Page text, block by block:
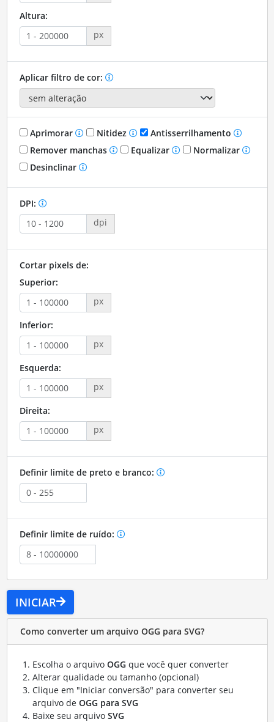
Altura:
px
Aplicar filtro de cor:
Aprimorar Nitidez
Antisserrilhamento
Remover manchas
Equalizar
Normalizar
Desinclinar
DPI:
dpi
Cortar pixels de:
Superior:
px
Inferior:
px
Esquerda:
px
Direita:
px
Definir limite de preto e branco:
Definir limite de ruído:
INICIAR
Como converter um arquivo OGG para SVG?
Escolha o arquivo OGG que você quer converter
Alterar qualidade ou tamanho (opcional)
Clique em "Iniciar conversão" para converter seu
arquivo de OGG para SVG
Baixe seu arquivo SVG